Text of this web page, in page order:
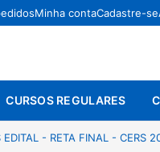
Minha contaCadastre-se
CURSOS REGULARES
- RETA FINAL - CERS